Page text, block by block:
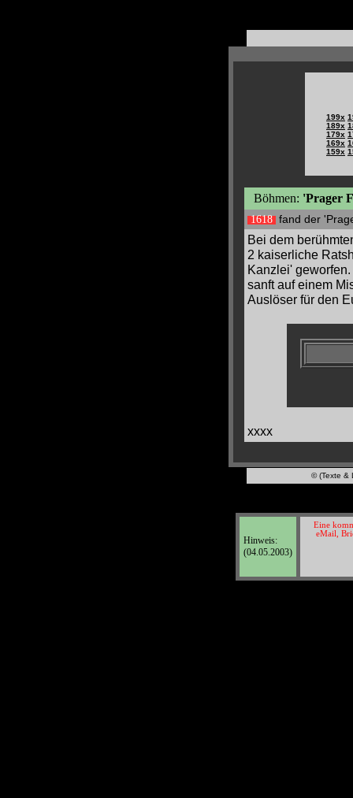
199x
189x
179x
169x
159x
Böhmen: 'Prager
1618 fand der
Bei dem
2 kaiserliche
Kanzlei'
sanft auf einem
Auslöser für den
xxxx
© (Texte &
Hinweis:
(04.05.2003)
Eine
eMail,